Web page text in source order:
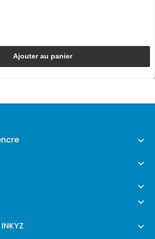
Ajouter au panier




